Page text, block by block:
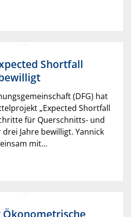
Shortfall
(DFG) hat
„Expected Shortfall
für Querschnitts- und
Jahre bewilligt. Yannick
mit...